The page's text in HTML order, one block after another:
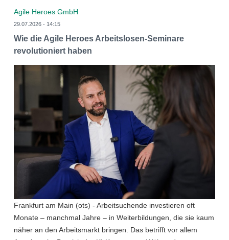
Agile Heroes GmbH
29.07.2026 - 14:15
Wie die Agile Heroes Arbeitslosen-Seminare
revolutioniert haben
Frankfurt am Main (ots) - Arbeitsuchende investieren oft
Monate – manchmal Jahre – in Weiterbildungen, die sie kaum
näher an den Arbeitsmarkt bringen. Das betrifft vor allem